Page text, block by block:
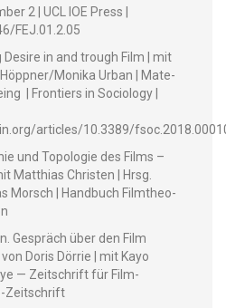
2 | UCL IOE Press |
FEJ.01.2.05
in and trough Film | mit
Höppner/Monika Urban | Mate­
| Fron­tiers in Soci­ol­o­gy |
articles/10.3389/
und Topolo­gie des Films –
Matthias Chris­ten | Hrsg.
Morsch | Hand­buch Filmthe­o­
Gespräch über den Film
Doris Dör­rie | mit Kayo
— Zeitschrift für Film­
Zeitschrift